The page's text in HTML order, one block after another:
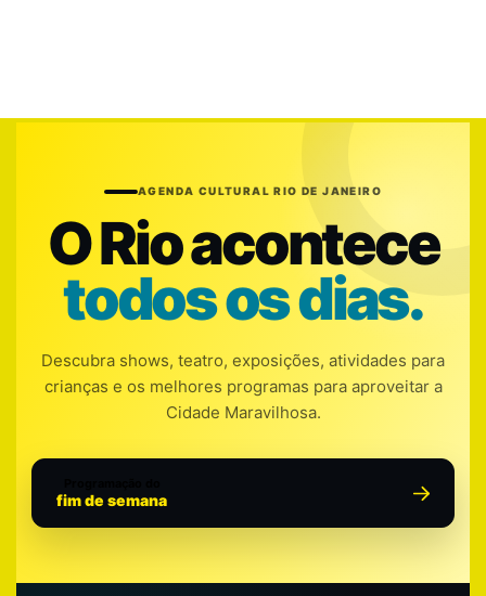
AGENDA CULTURAL RIO DE JANEIRO
O Rio acontece
todos os dias.
Descubra shows, teatro, exposições, atividades para
crianças e os melhores programas para aproveitar a
Cidade Maravilhosa.
fim de semana